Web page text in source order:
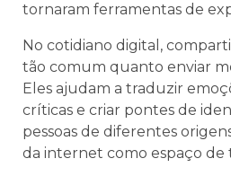
tornaram ferramentas de
No cotidiano digital,
tão comum quanto enviar
Eles ajudam a traduzir
críticas e criar pontes de
pessoas de diferentes
da internet como espaço